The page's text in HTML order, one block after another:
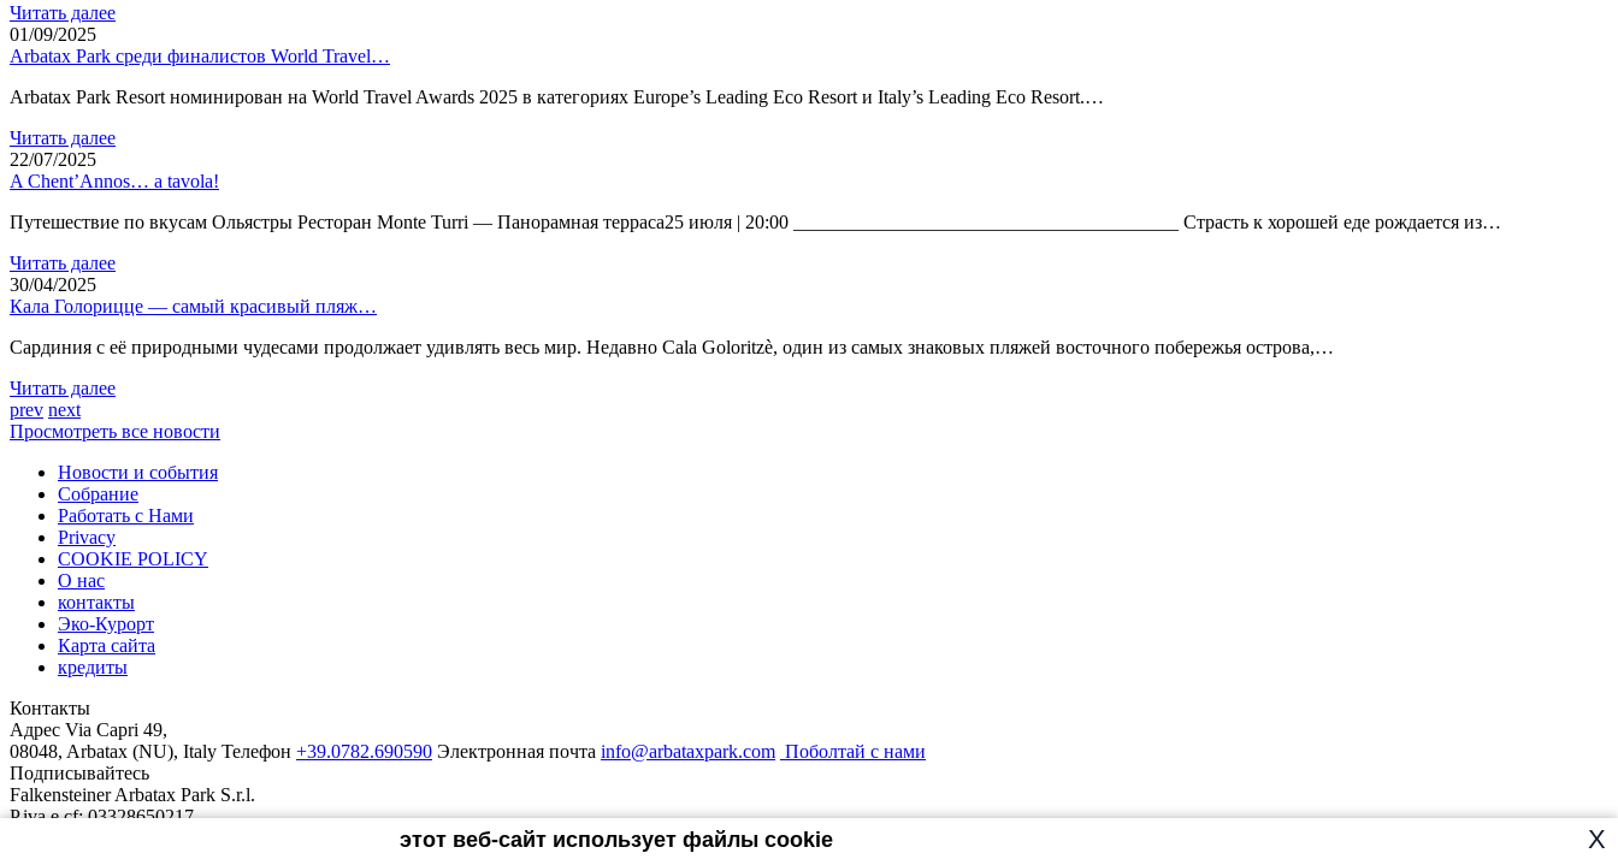
этот веб-сайт использует файлы cookie X
Читать далее
01/09/2025
Arbatax Park среди финалистов World Travel…
Arbatax Park Resort номинирован на World Travel Awards 2025 в категориях Europe’s Leading Eco Resort и Italy’s Leading Eco Resort.…
Читать далее
22/07/2025
A Chent’Annos… a tavola!
Путешествие по вкусам Ольястры Ресторан Monte Turri — Панорамная терраса25 июля | 20:00 ________________________________________ Страсть к хорошей еде рождается из…
Читать далее
30/04/2025
Кала Голорицце — самый красивый пляж…
Сардиния с её природными чудесами продолжает удивлять весь мир. Недавно Cala Goloritzè, один из самых знаковых пляжей восточного побережья острова,…
Читать далее
prev next
Просмотреть все новости
Новости и события
Cобрание
Работать c Нами
Privacy
COOKIE POLICY
О нас
контакты
Эко-Курорт
Карта сайта
кредиты
Контакты
Адрес Via Capri 49,
08048, Arbatax (NU), Italy Телефон +39.0782.690590 Электронная почта info@arbataxpark.com Поболтай с нами
Подписывайтесь
Falkensteiner Arbatax Park S.r.l.
P.iva e cf: 03328650217